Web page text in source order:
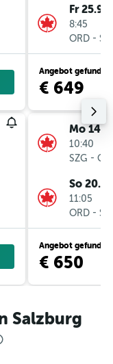
Fr 25.9.
8:45
ORD -
Angebot gefunden
€ 649
Mo 14.9.
10:40
SZG -
So 20.9.
11:05
ORD -
Angebot gefunden
€ 650
Salzburg